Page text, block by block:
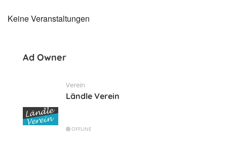
Keine Veranstaltungen
Ad Owner
Verein
Ländle Verein
OFFLINE